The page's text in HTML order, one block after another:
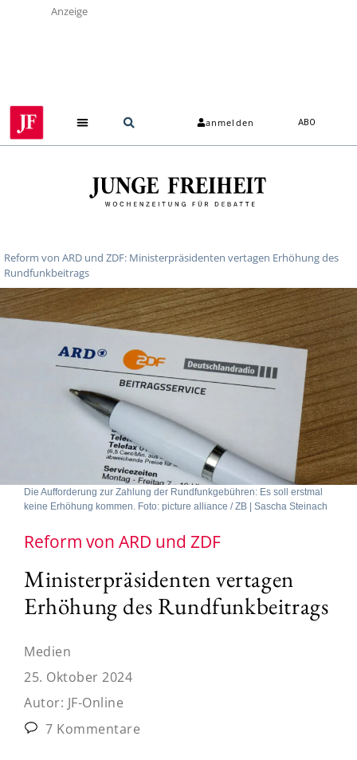
Anzeige
anmelden ABO
Reform von ARD und ZDF: Ministerpräsidenten vertagen Erhöhung des
Rundfunkbeitrags
Die Aufforderung zur Zahlung der Rundfunkgebühren: Es soll erstmal
keine Erhöhung kommen. Foto: picture alliance / ZB | Sascha Steinach
Reform von ARD und ZDF
Ministerpräsidenten vertagen
Erhöhung des Rundfunkbeitrags
Medien
25. Oktober 2024
Autor: JF-Online
7 Kommentare